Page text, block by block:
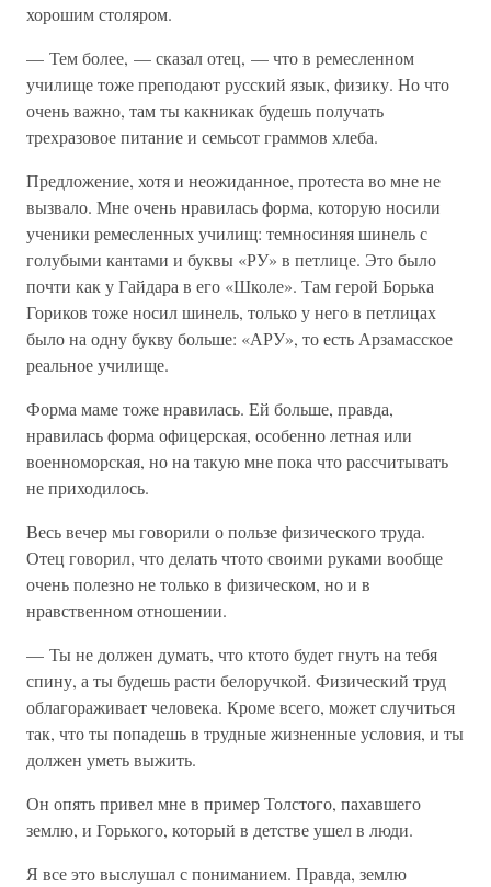
хорошим столяром.
— Тем более, — сказал отец, — что в ремесленном
училище тоже преподают русский язык, физику. Но что
очень важно, там ты какникак будешь получать
трехразовое питание и семьсот граммов хлеба.
Предложение, хотя и неожиданное, протеста во мне не
вызвало. Мне очень нравилась форма, которую носили
ученики ремесленных училищ: темносиняя шинель с
голубыми кантами и буквы «РУ» в петлице. Это было
почти как у Гайдара в его «Школе». Там герой Борька
Гориков тоже носил шинель, только у него в петлицах
было на одну букву больше: «АРУ», то есть Арзамасское
реальное училище.
Форма маме тоже нравилась. Ей больше, правда,
нравилась форма офицерская, особенно летная или
военноморская, но на такую мне пока что рассчитывать
не приходилось.
Весь вечер мы говорили о пользе физического труда.
Отец говорил, что делать чтото своими руками вообще
очень полезно не только в физическом, но и в
нравственном отношении.
— Ты не должен думать, что ктото будет гнуть на тебя
спину, а ты будешь расти белоручкой. Физический труд
облагораживает человека. Кроме всего, может случиться
так, что ты попадешь в трудные жизненные условия, и ты
должен уметь выжить.
Он опять привел мне в пример Толстого, пахавшего
землю, и Горького, который в детстве ушел в люди.
Я все это выслушал с пониманием. Правда, землю